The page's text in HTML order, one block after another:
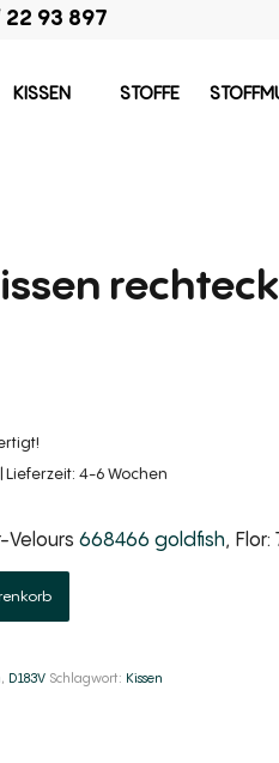
22 93 897
KISSEN STOFFE
Lieferzeit: 4-6 Wochen
Velours668466 goldfish,
, D183V Schlagwort: Kissen